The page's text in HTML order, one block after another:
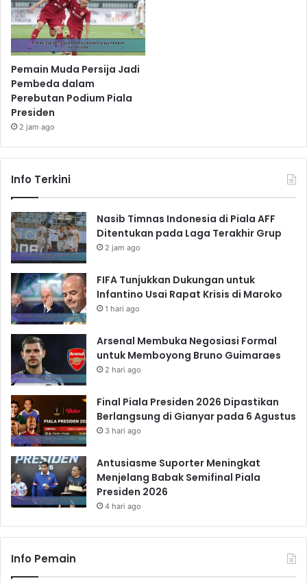
Pemain Muda Persija Jadi
Pembeda dalam
Perebutan Podium Piala
Presiden
2 jam ago
Info Terkini
Nasib Timnas Indonesia di Piala AFF
Ditentukan pada Laga Terakhir Grup
2 jam ago
FIFA Tunjukkan Dukungan untuk
Infantino Usai Rapat Krisis di Maroko
1 hari ago
Arsenal Membuka Negosiasi Formal
untuk Memboyong Bruno Guimaraes
2 hari ago
Final Piala Presiden 2026 Dipastikan
Berlangsung di Gianyar pada 6 Agustus
3 hari ago
Antusiasme Suporter Meningkat
Menjelang Babak Semifinal Piala
Presiden 2026
4 hari ago
Info Pemain